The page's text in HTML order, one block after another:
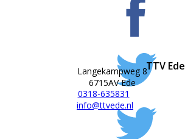
TTV Ede
Langekampweg 8
6715AV Ede
0318-635831
info@ttvede.nl